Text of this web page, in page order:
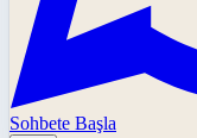
Sohbete Başla